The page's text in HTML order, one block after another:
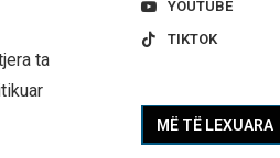
ta
YOUTUBE
TIKTOK
MË TË LEXUARA